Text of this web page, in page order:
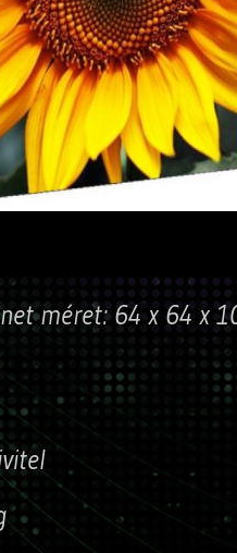
méret: 64 x 64 x